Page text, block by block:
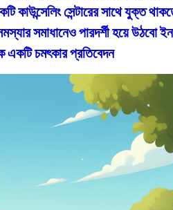
কাউন্সেলিং সেন্টারের সাথে যুক্ত
সমাধানেও পারদর্শী হয়ে
চমৎকার প্রতিবেদন